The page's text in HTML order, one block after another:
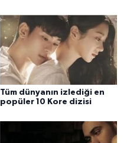
Tüm dünyanın izlediği en
popüler 10 Kore dizisi